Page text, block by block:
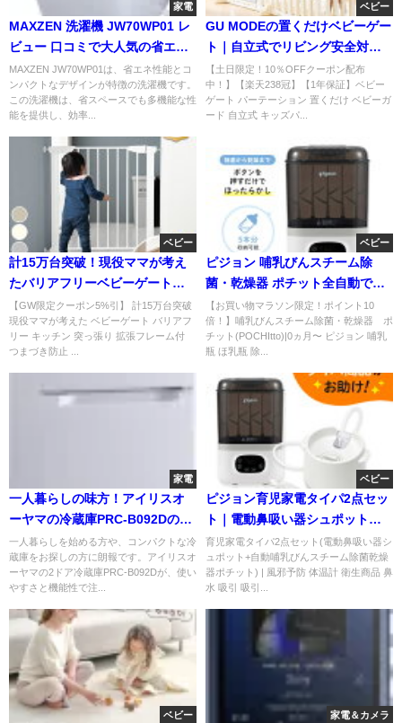
家電
MAXZEN 洗濯機 JW70WP01 レ
ビュー 口コミで大人気の省エネ
＆高性能洗濯機
MAXZEN JW70WP01は、省エネ性能とコ
ンパクトなデザインが特徴の洗濯機です。
この洗濯機は、省スペースでも多機能な性
能を提供し、効率...
ベビー
GU MODEの置くだけベビーゲー
ト｜自立式でリビング安全対策
に人気
【土日限定！10％OFFクーポン配布
中！】【楽天238冠】【1年保証】ベビー
ゲート パーテーション 置くだけ ベビーガ
ード 自立式 キッズパ...
ベビー
計15万台突破！現役ママが考え
たバリアフリーベビーゲートの
魅力とは
【GW限定クーポン5%引】 計15万台突破
現役ママが考えた ベビーゲート バリアフ
リー キッチン 突っ張り 拡張フレーム付
つまづき防止 ...
ベビー
ピジョン 哺乳びんスチーム除
菌・乾燥器 ポチット全自動で育
児がラクに
【お買い物マラソン限定！ポイント10
倍！】哺乳びんスチーム除菌・乾燥器 ポ
チット(POCHItto)|0ヵ月〜 ピジョン 哺乳
瓶 ほ乳瓶 除...
家電
一人暮らしの味方！アイリスオ
ーヤマの冷蔵庫PRC-B092Dの魅
力と注意点を徹底解説
一人暮らしを始める方や、コンパクトな冷
蔵庫をお探しの方に朗報です。アイリスオ
ーヤマの2ドア冷蔵庫PRC-B092Dが、使い
やすさと機能性で注...
ベビー
ピジョン育児家電タイパ2点セッ
ト｜電動鼻吸い器シュポット＆
ポチットで時短衛生ケア
育児家電タイパ2点セット(電動鼻吸い器シ
ュポット+自動哺乳びんスチーム除菌乾燥
器ポチット) | 風邪予防 体温計 衛生商品 鼻
水 吸引 吸引...
ベビー 家電＆カメラ